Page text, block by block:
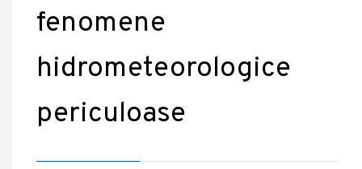
fenomene
hidrometeorologice
periculoase